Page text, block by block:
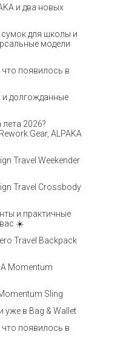
и два новых
для школы и
модели
появилось в
и долгожданные
2026?
Gear, ALPAKA
Travel Weekender
Travel Crossbody
и практичные
☀️
Travel Backpack
Momentum
Sling
в Bag & Wallet
появилось в